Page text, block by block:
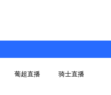
葡超直播 骑士直播